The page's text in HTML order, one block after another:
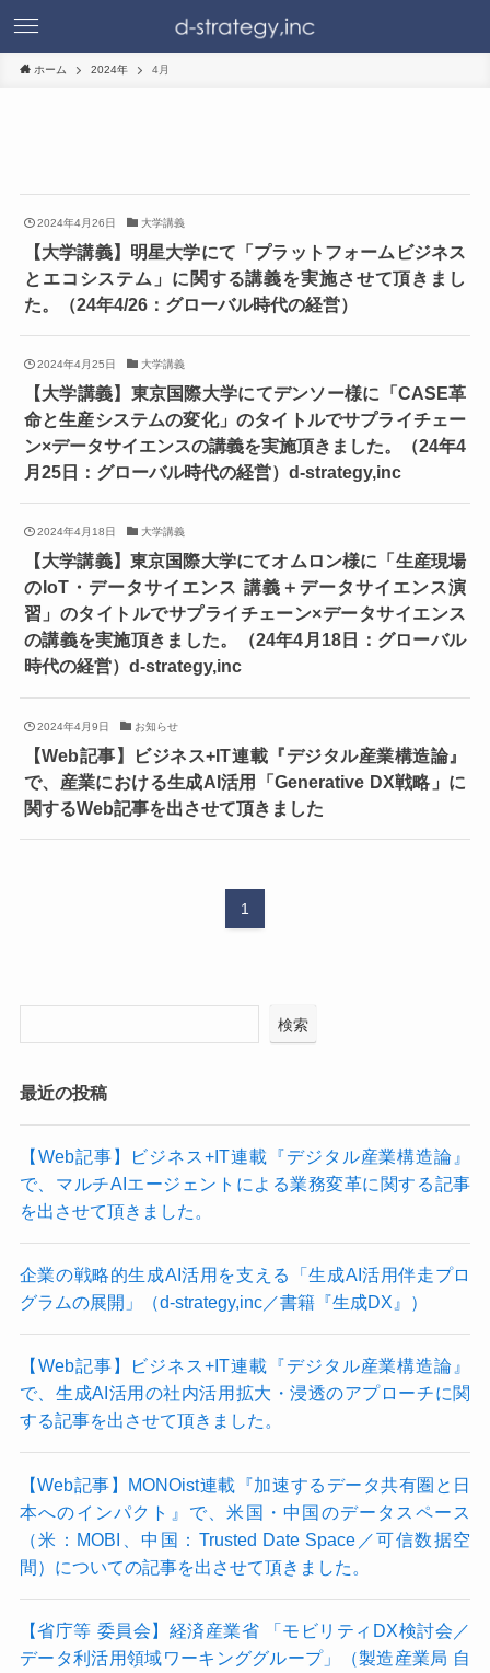
ホーム 2024年 4月
2024年4月26日 大学講義
【大学講義】明星大学にて「プラットフォームビジネス
とエコシステム」に関する講義を実施させて頂きまし
た。（24年4/26：グローバル時代の経営）
2024年4月25日 大学講義
【大学講義】東京国際大学にてデンソー様に「CASE革
命と生産システムの変化」のタイトルでサプライチェー
ン×データサイエンスの講義を実施頂きました。（24年4
月25日：グローバル時代の経営）d-strategy,inc
2024年4月18日 大学講義
【大学講義】東京国際大学にてオムロン様に「生産現場
のIoT・データサイエンス 講義＋データサイエンス演
習」のタイトルでサプライチェーン×データサイエンス
の講義を実施頂きました。（24年4月18日：グローバル
時代の経営）d-strategy,inc
2024年4月9日 お知らせ
【Web記事】ビジネス+IT連載『デジタル産業構造論』
で、産業における生成AI活用「Generative DX戦略」に
関するWeb記事を出させて頂きました
1
検索
最近の投稿
【Web記事】ビジネス+IT連載『デジタル産業構造論』
で、マルチAIエージェントによる業務変革に関する記事
を出させて頂きました。
企業の戦略的生成AI活用を支える「生成AI活用伴走プロ
グラムの展開」（d-strategy,inc／書籍『生成DX』）
【Web記事】ビジネス+IT連載『デジタル産業構造論』
で、生成AI活用の社内活用拡大・浸透のアプローチに関
する記事を出させて頂きました。
【Web記事】MONOist連載『加速するデータ共有圏と日
本へのインパクト』で、米国・中国のデータスペース
（米：MOBI、中国：Trusted Date Space／可信数据空
間）についての記事を出させて頂きました。
【省庁等 委員会】経済産業省 「モビリティDX検討会／
データ利活用領域ワーキンググループ」（製造産業局 自